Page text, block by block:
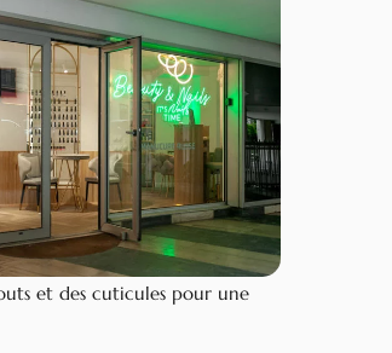
et des cuticules pour une